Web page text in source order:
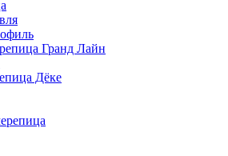
Гранд Лайн
Дёке